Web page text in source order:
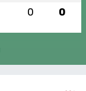
0 0